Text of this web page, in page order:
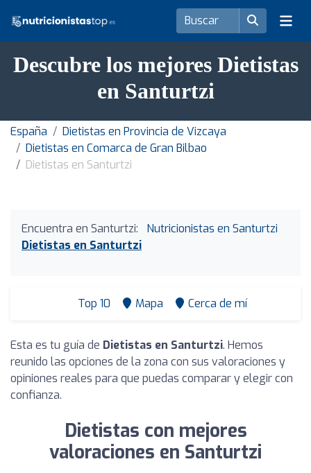
Descubre los mejores Dietistas
en Santurtzi
España
Dietistas en Provincia de Vizcaya
Dietistas en Comarca de Gran Bilbao
Dietistas en Santurtzi
Encuentra en Santurtzi:
Nutricionistas en Santurtzi
Dietistas en Santurtzi
Top 10 Mapa Cerca de mí
Esta es tu guía de Dietistas en Santurtzi. Hemos
reunido las opciones de la zona con sus valoraciones y
opiniones reales para que puedas comparar y elegir con
confianza.
Dietistas con mejores
valoraciones en Santurtzi